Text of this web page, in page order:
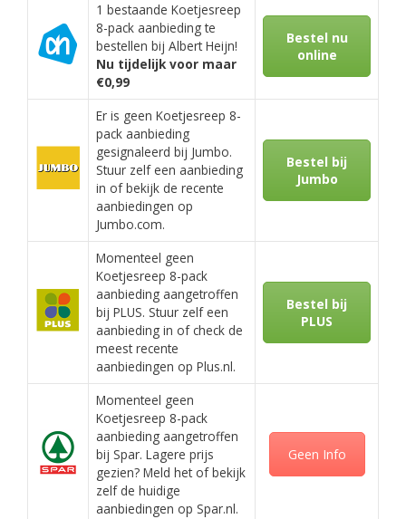
1 bestaande Koetjesreep
8-pack aanbieding te
bestellen bij Albert Heijn!
Nu tijdelijk voor maar
€0,99
Bestel nu
online
Er is geen Koetjesreep 8-
pack aanbieding
gesignaleerd bij Jumbo.
Stuur zelf een aanbieding
in of bekijk de recente
aanbiedingen op
Jumbo.com.
Bestel bij
Jumbo
Momenteel geen
Koetjesreep 8-pack
aanbieding aangetroffen
bij PLUS. Stuur zelf een
aanbieding in of check de
meest recente
aanbiedingen op Plus.nl.
Bestel bij
PLUS
Momenteel geen
Koetjesreep 8-pack
aanbieding aangetroffen
bij Spar. Lagere prijs
gezien? Meld het of bekijk
zelf de huidige
aanbiedingen op Spar.nl.
Geen Info